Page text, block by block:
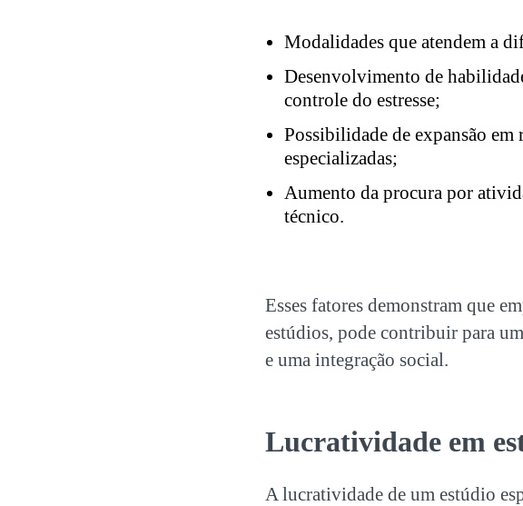
Modalidades que atendem a
Desenvolvimento de
controle do estresse;
Possibilidade de expansão em
especializadas;
Aumento da procura por
técnico.
Esses fatores demonstram que
estúdios, pode contribuir para
e uma integração social.
Lucratividade em
A lucratividade de um estúdio